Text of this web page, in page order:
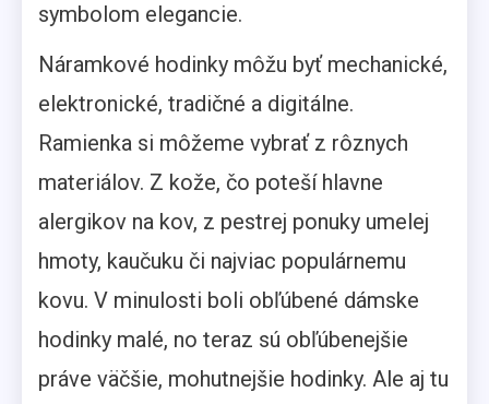
symbolom elegancie.
Náramkové hodinky môžu byť mechanické,
elektronické, tradičné a digitálne.
Ramienka si môžeme vybrať z rôznych
materiálov. Z kože, čo poteší hlavne
alergikov na kov, z pestrej ponuky umelej
hmoty, kaučuku či najviac populárnemu
kovu. V minulosti boli obľúbené dámske
hodinky malé, no teraz sú obľúbenejšie
práve väčšie, mohutnejšie hodinky. Ale aj tu